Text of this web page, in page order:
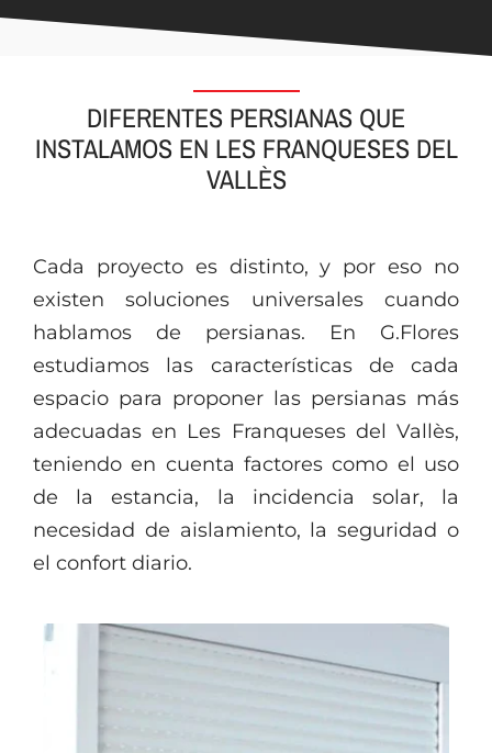
DIFERENTES PERSIANAS QUE
INSTALAMOS EN LES FRANQUESES DEL
VALLÈS
Cada proyecto es distinto, y por eso no
existen soluciones universales cuando
hablamos de persianas. En G.Flores
estudiamos las características de cada
espacio para proponer las persianas más
adecuadas en Les Franqueses del Vallès,
teniendo en cuenta factores como el uso
de la estancia, la incidencia solar, la
necesidad de aislamiento, la seguridad o
el confort diario.